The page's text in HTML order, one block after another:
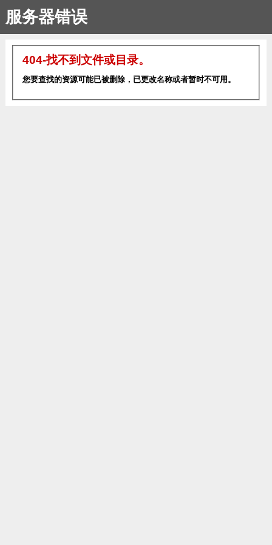
服务器错误
404-找不到文件或目录。
您要查找的资源可能已被删除，已更改名称或者暂时不可用。